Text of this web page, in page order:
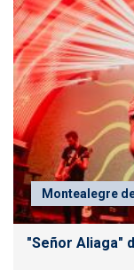
Montealegre
"Señor Aliaga"